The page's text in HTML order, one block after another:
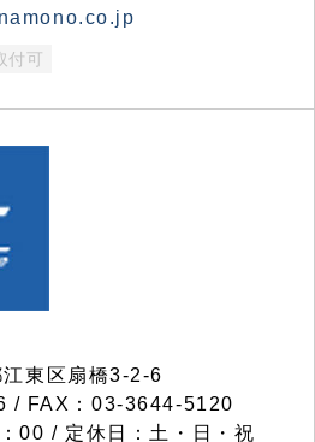
付可
東区扇橋3-2-6
/ FAX：03-3644-5120
00 / 定休日：土・日・祝